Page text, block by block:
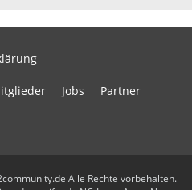
Jobs Partner
Alle Rechte vorbehalten.